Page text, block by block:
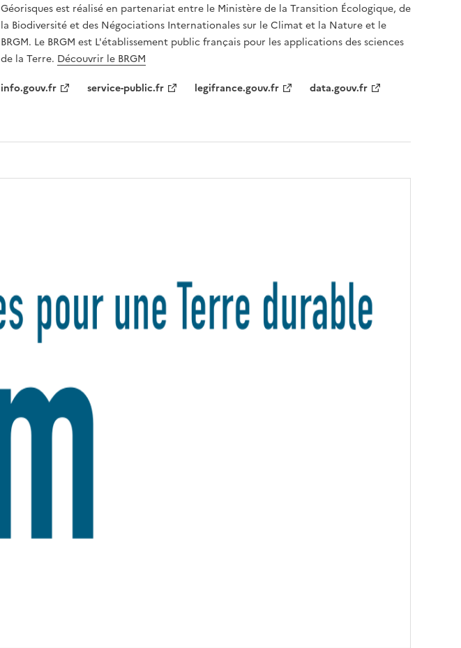
Géorisques est réalisé en partenariat entre le Ministère de la Transition Écologique, de
la Biodiversité et des Négociations Internationales sur le Climat et la Nature et le
BRGM. Le BRGM est L'établissement public français pour les applications des sciences
de la Terre. Découvrir le BRGM
info.gouv.fr
service-public.fr legifrance.gouv.fr data.gouv.fr